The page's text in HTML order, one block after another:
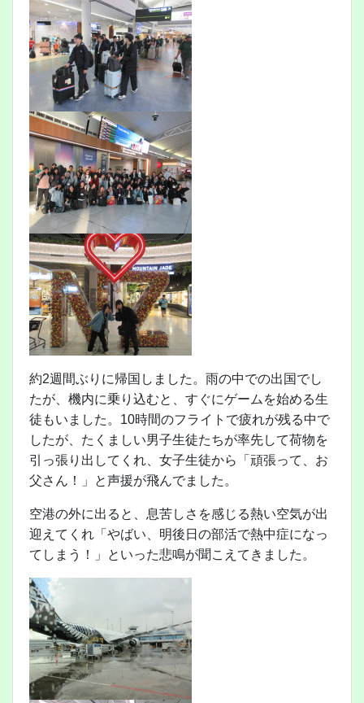
約2週間ぶりに帰国しました。雨の中での出国でし
たが、機内に乗り込むと、すぐにゲームを始める生
徒もいました。10時間のフライトで疲れが残る中で
したが、たくましい男子生徒たちが率先して荷物を
引っ張り出してくれ、女子生徒から「頑張って、お
父さん！」と声援が飛んでました。
空港の外に出ると、息苦しさを感じる熱い空気が出
迎えてくれ「やばい、明後日の部活で熱中症になっ
てしまう！」といった悲鳴が聞こえてきました。